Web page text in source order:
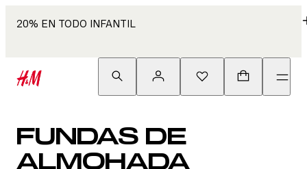
20% EN TODO INFANTIL
FUNDAS DE
ALMOHADA